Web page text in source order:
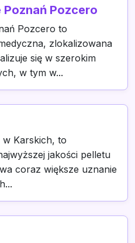
Pozcero
Pozcero to
zlokalizowana
się w szerokim
w tym w...
w Karskich, to
jakości pelletu
coraz większe uznanie